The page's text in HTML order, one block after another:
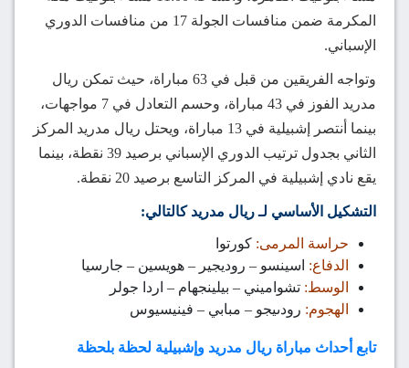
المكرمة ضمن منافسات الجولة 17 من منافسات الدوري
الإسباني.
وتواجه الفريقين من قبل في 63 مباراة، حيث تمكن ريال
مدريد الفوز في 43 مباراة، وحسم التعادل في 7 مواجهات،
بينما أنتصر إشبيلية في 13 مباراة، ويحتل ريال مدريد المركز
الثاني بجدول ترتيب الدوري الإسباني برصيد 39 نقطة، بينما
يقع نادي إشبيلية في المركز التاسع برصيد 20 نقطة.
التشكيل الأساسي لـ ريال مدريد كالتالي:
حراسة المرمى: كورتوا
الدفاع: اسينسو – روديجير – هويسين – جارسيا
الوسط: تشواميني – بيلينجهام – اردا جولر
الهجوم: رودىيجو – مبابي – فينيسيوس
تابع أحداث مباراة ريال مدريد وإشبيلية لحظة بلحظة